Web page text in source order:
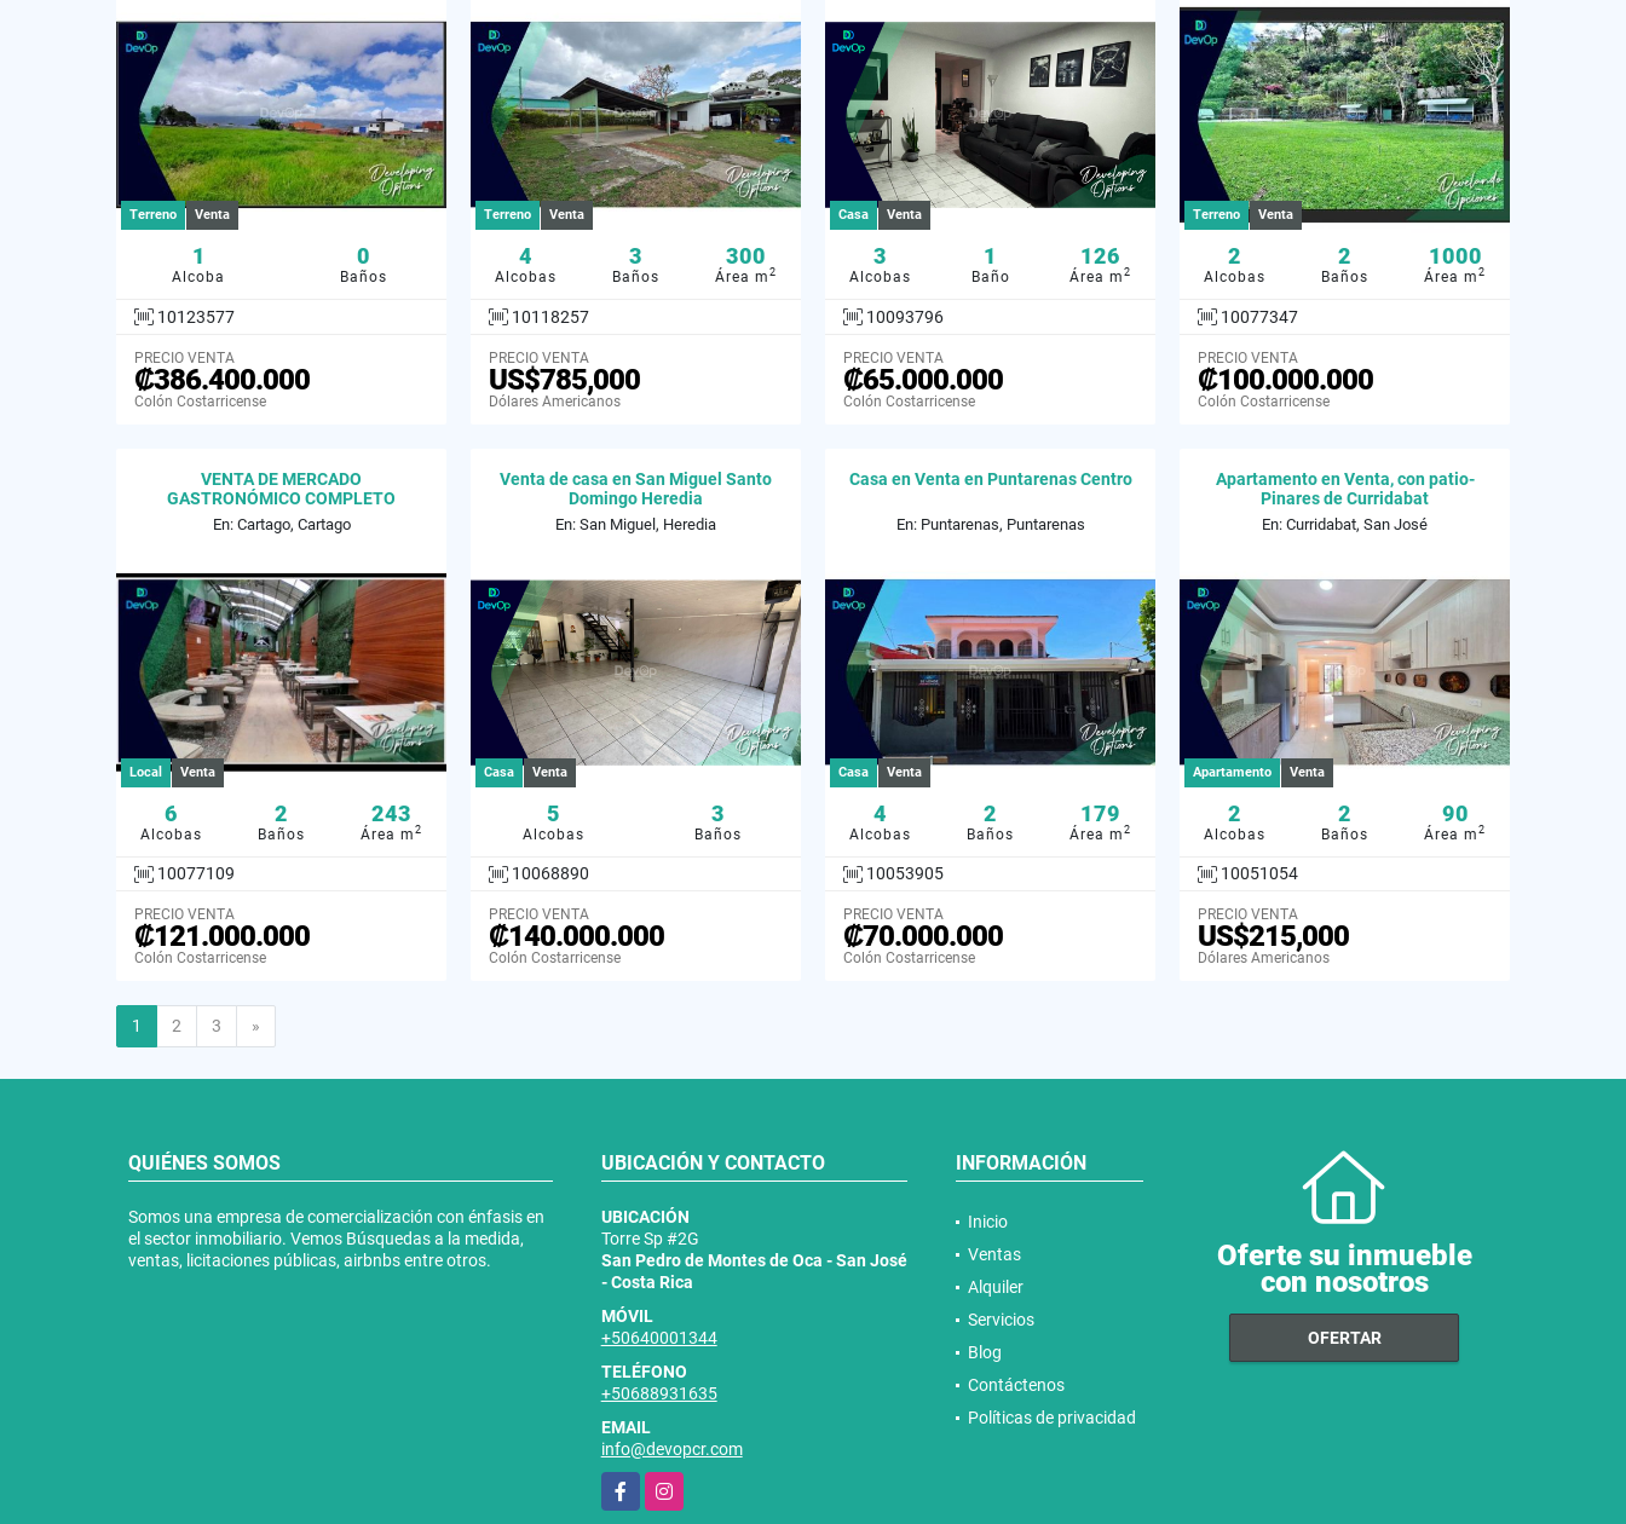
Terreno Venta
1
Alcoba
0
Baños
10123577
PRECIO VENTA
₡386.400.000
Colón Costarricense
Terreno Venta
4
Alcobas
3
Baños
300
Área m 2
10118257
PRECIO VENTA
US$785,000
Dólares Americanos
Casa Venta
3
Alcobas
1
Baño
126
Área m 2
10093796
PRECIO VENTA
₡65.000.000
Colón Costarricense
Terreno Venta
2
Alcobas
2
Baños
1000
Área m 2
10077347
PRECIO VENTA
₡100.000.000
Colón Costarricense
VENTA DE MERCADO
GASTRONÓMICO COMPLETO
CARTAGO CENTRO
En: Cartago, Cartago
Local Venta
6
Alcobas
2
Baños
243
Área m 2
10077109
PRECIO VENTA
₡121.000.000
Colón Costarricense
Venta de casa en San Miguel Santo
Domingo Heredia
En: San Miguel, Heredia
Casa Venta
5
Alcobas
3
Baños
10068890
PRECIO VENTA
₡140.000.000
Colón Costarricense
Casa en Venta en Puntarenas Centro
En: Puntarenas, Puntarenas
Casa Venta
4
Alcobas
2
Baños
179
Área m 2
10053905
PRECIO VENTA
₡70.000.000
Colón Costarricense
Apartamento en Venta, con patio-
Pinares de Curridabat
En: Curridabat, San José
Apartamento Venta
2
Alcobas
2
Baños
90
Área m 2
10051054
PRECIO VENTA
US$215,000
Dólares Americanos
1 2 3 »
QUIÉNES SOMOS
Somos una empresa de comercialización con énfasis en
el sector inmobiliario. Vemos Búsquedas a la medida,
ventas, licitaciones públicas, airbnbs entre otros.
UBICACIÓN Y CONTACTO
UBICACIÓN
Torre Sp #2G
San Pedro de Montes de Oca - San José
- Costa Rica
MÓVIL
+50640001344
TELÉFONO
+50688931635
EMAIL
info@devopcr.com
FacebookInstagram
INFORMACIÓN
Inicio
Ventas
Alquiler
Servicios
Blog
Contáctenos
Políticas de privacidad
Oferte su inmueble
con nosotros
OFERTAR